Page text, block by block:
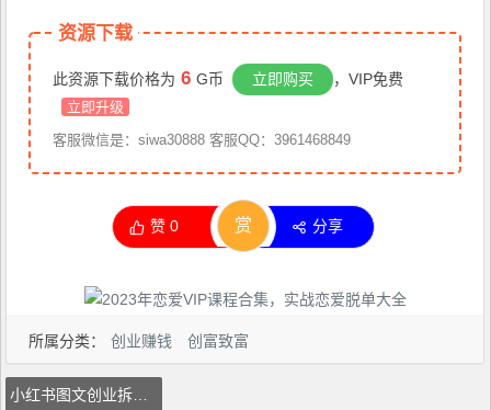
资源下载
此资源下载价格为 6 G币 立即购买 ，VIP免费
立即升级
客服微信是：siwa30888 客服QQ：3961468849
赞0 赏 分享
所属分类： 创业赚钱 创富致富